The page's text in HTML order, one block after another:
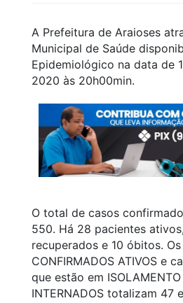
A Prefeitura de Araioses
Municipal de Saúde
Epidemiológico na data de
2020 às 20h00min.
O total de casos
550. Há 28 pacientes
recuperados e 10 óbitos.
CONFIRMADOS ATIVOS e
que estão em
INTERNADOS totalizam 47